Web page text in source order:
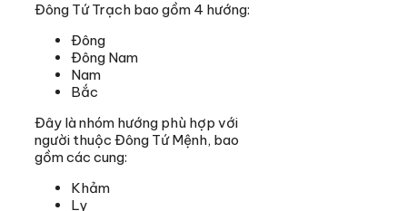
Đông Tứ Trạch bao gồm 4 hướng:
Đông
Đông Nam
Nam
Bắc
Đây là nhóm hướng phù hợp với
người thuộc Đông Tứ Mệnh, bao
gồm các cung:
Khảm
Ly